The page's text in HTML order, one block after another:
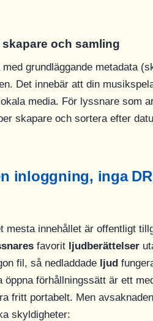
och samling
grundläggande metadata
Det innebär att din
media. För lyssnare som
skapare och sortera efter
inloggning, inga
mesta innehållet är offentligt
favorit ljudberättelser
fil, så nedladdade ljud
förhållningssätt är ett
fritt portabelt. Men
skyldigheter: